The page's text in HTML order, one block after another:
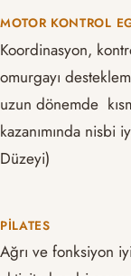
MOTOR KONTROL
Koordinasyon,
omurgayı
uzun dönemde
kazanımında nisbi
Düzeyi)
PILATES
Ağrı ve fonksiyon